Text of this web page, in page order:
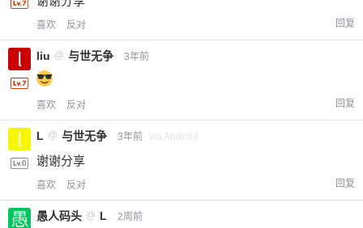
喜欢 反对 回复
liu @ 与世无争 3年前
喜欢 反对 回复
L @ 与世无争 3年前 via Android
谢谢分享
喜欢 反对 回复
愚人码头 @ L 2周前